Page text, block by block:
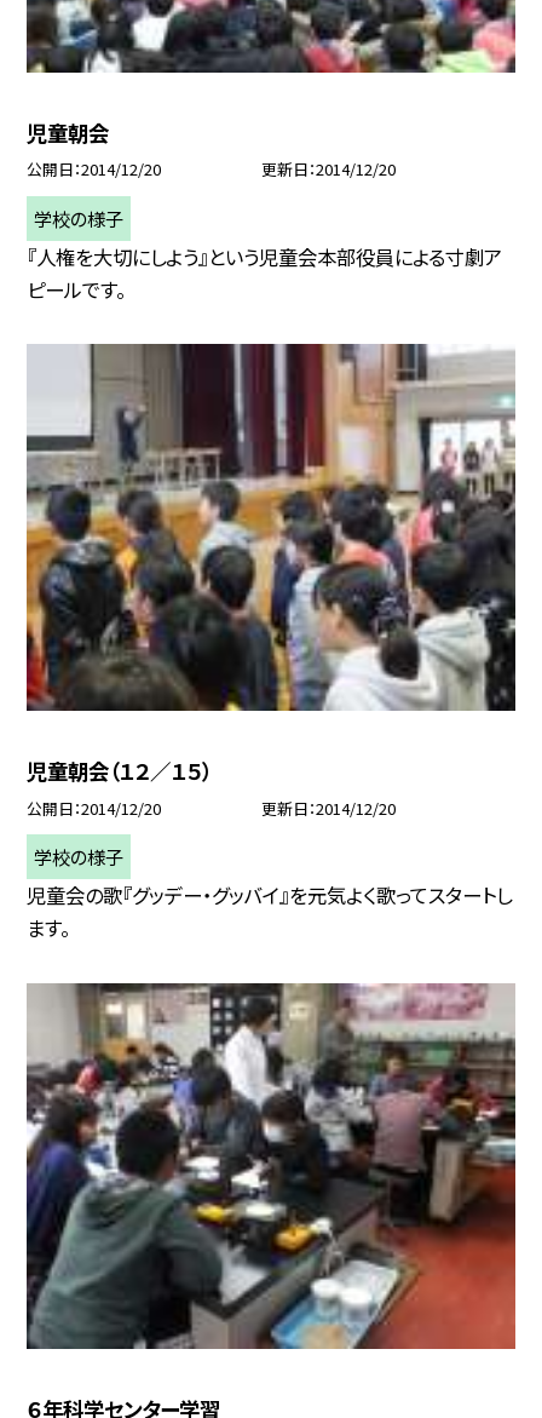
児童朝会
公開日 2014/12/20 更新日 2014/12/20
学校の様子
『人権を大切にしよう』という児童会本部役員による寸劇ア
ピールです。
児童朝会（１２／１５）
公開日 2014/12/20 更新日 2014/12/20
学校の様子
児童会の歌『グッデー・グッバイ』を元気よく歌ってスタートし
ます。
６年科学センター学習